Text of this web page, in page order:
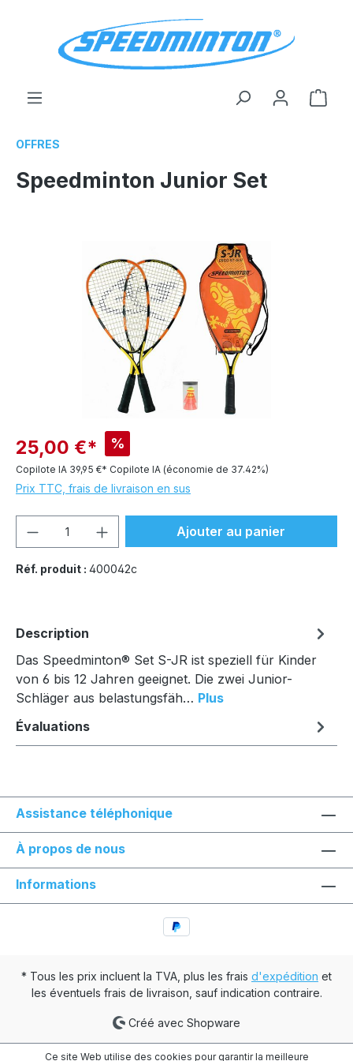
Le
OFFRES
Speedminton Junior Set
25,00 €* %
Copilote IA 39,95 €* Copilote IA (économie de 37.42%)
Prix TTC, frais de livraison en sus
Quantité de produit : Entrez la
Ajouter au panier
Réf. produit : 400042c
Description
Das Speedminton® Set S-JR ist speziell für Kinder
von 6 bis 12 Jahren geeignet. Die zwei Junior-
Schläger aus belastungsfäh… Plus
Évaluations
Assistance téléphonique
À propos de nous
Informations
* Tous les prix incluent la TVA, plus les frais d'expédition et
les éventuels frais de livraison, sauf indication contraire.
Créé avec Shopware
Ce site Web utilise des cookies pour garantir la meilleure